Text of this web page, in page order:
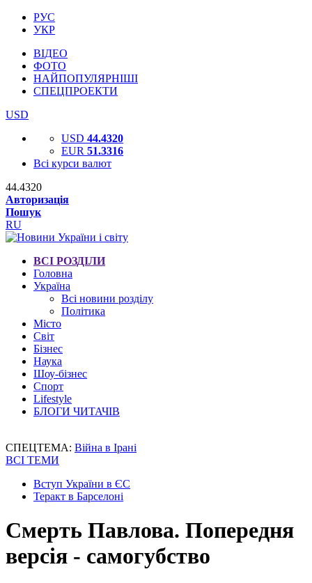
РУС
УКР
ВІДЕО
ФОТО
НАЙПОПУЛЯРНІШІ
СПЕЦПРОЕКТИ
USD
USD 44.4320
EUR 51.3316
Всі курси валют
44.4320
Авторизація
Пошук
RU
ВСІ РОЗДІЛИ
Головна
Україна
Всі новини розділу
Політика
Місто
Світ
Бізнес
Наука
Шоу-бізнес
Спорт
Lifestyle
БЛОГИ ЧИТАЧІВ
СПЕЦТЕМА: Війна в Ірані
ВСІ ТЕМИ
Вступ України в ЄС
Теракт в Барселоні
Смерть Павлова. Попередня
версія - самогубство